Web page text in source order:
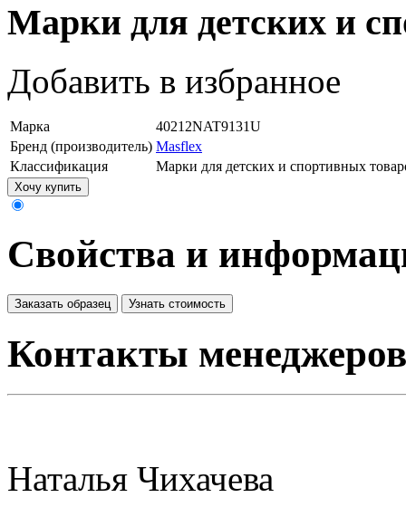
Марки для детских и
Добавить в избранное
Марка
40212NAT9131U
Бренд (производитель) Masflex
Классификация
Марки для детских и спортивных
Хочу купить
Свойства и
Заказать образец Узнать стоимость
Контакты менеджеров
Наталья Чихачева